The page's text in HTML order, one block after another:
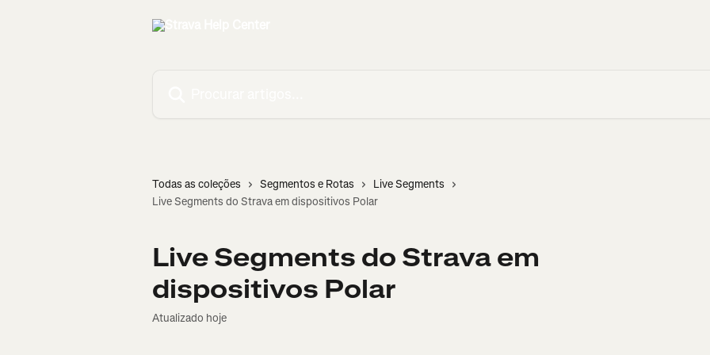
Todas as coleções Segmentos e Rotas
Live Segments
Live Segments do Strava em dispositivos Polar
Live Segments do Strava em
dispositivos Polar
Atualizado hoje